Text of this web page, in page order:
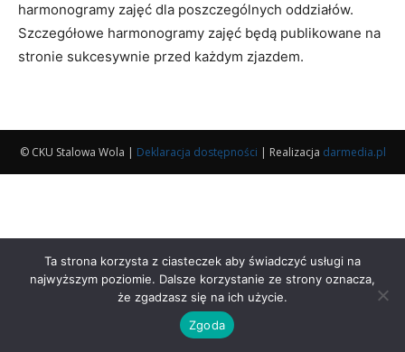
harmonogramy zajęć dla poszczególnych oddziałów.
Szczegółowe harmonogramy zajęć będą publikowane na
stronie sukcesywnie przed każdym zjazdem.
© CKU Stalowa Wola | Deklaracja dostępności | Realizacja darmedia.pl
Ta strona korzysta z ciasteczek aby świadczyć usługi na
najwyższym poziomie. Dalsze korzystanie ze strony oznacza,
że zgadzasz się na ich użycie.
Zgoda